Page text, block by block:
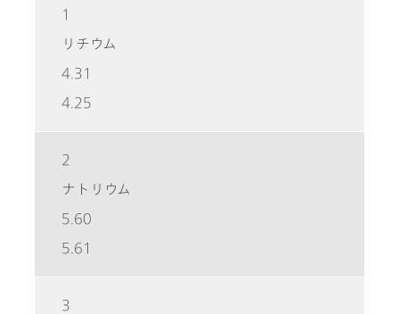
1
リチウム
4.31
4.25
2
ナトリウム
5.60
5.61
3